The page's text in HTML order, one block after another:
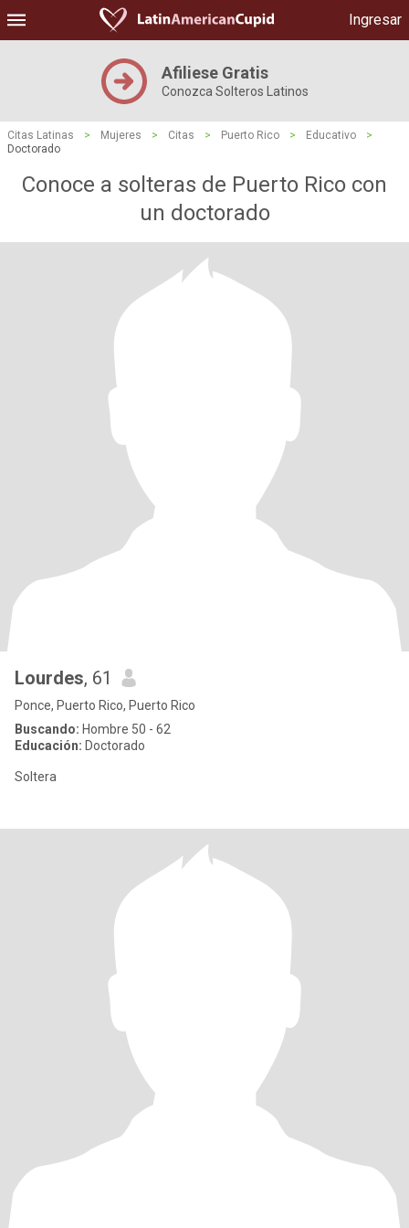
Ingresar
Afiliese Gratis
Conozca Solteros Latinos
Citas Latinas > Mujeres > Citas > Puerto Rico > Educativo
>
Doctorado
Conoce a solteras de Puerto Rico con
un doctorado
Lourdes, 61
Ponce, Puerto Rico, Puerto Rico
Buscando: Hombre 50 - 62
Educación: Doctorado
Soltera